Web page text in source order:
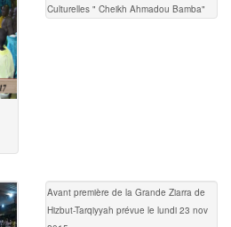
Culturelles " Cheikh Ahmadou Bamba"
Avant première de la Grande Ziarra de
Hizbut-Tarqiyyah prévue le lundi 23 nov